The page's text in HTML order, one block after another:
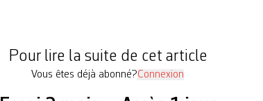
Pour lire la suite de cet article
Vous êtes déjà abonné?Connexion